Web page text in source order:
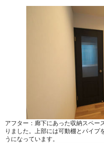
アフター：廊下にあった収納スペー
りました。上部には可動棚とパイプ
うになっています。